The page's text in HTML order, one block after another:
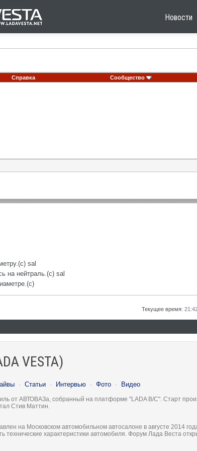
Новости
Справка Сообщество
sal
на нейтраль.(с) sal
Текущее время:
VESTA)
· Статьи · Интервью · Фото · Видео
от АВТОВАЗа, собранный на платформе "LADA B/C". Старт
Стив Маттин.
на Московском автомобильном автосалоне в августе 2014
технические характеристики автомобиля. Форум Лада Веста